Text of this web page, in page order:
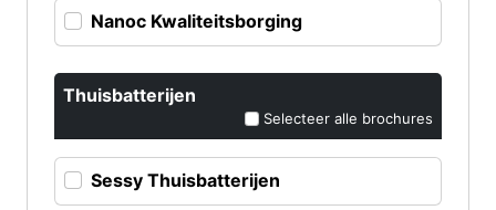
Nanoc Kwaliteitsborging
Thuisbatterijen
Selecteer alle brochures
Sessy Thuisbatterijen